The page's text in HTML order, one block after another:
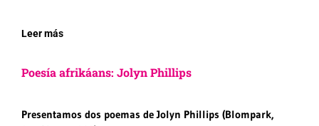
Leer más
Poesía afrikáans: Jolyn Phillips
Presentamos dos poemas de Jolyn Phillips (Blompark,